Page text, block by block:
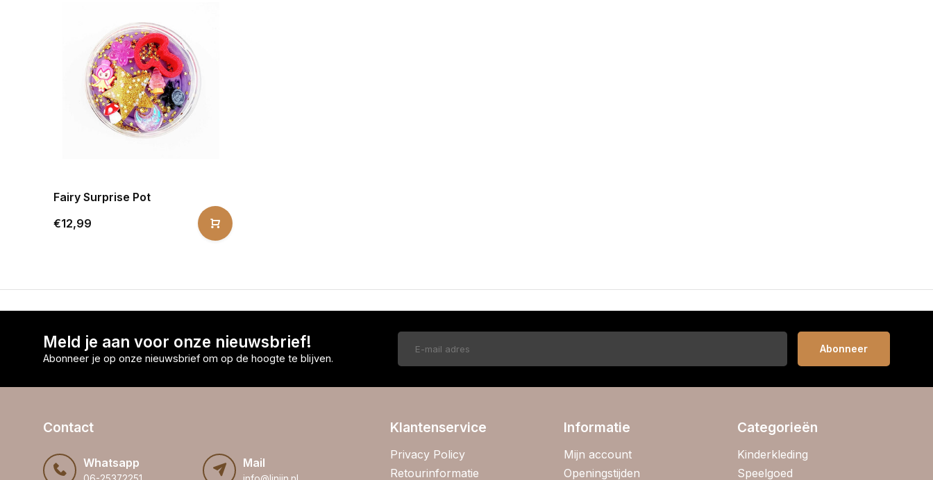
Fairy Surprise Pot
€12,99
Meld je aan voor onze nieuwsbrief!
Abonneer je op onze nieuwsbrief om op de hoogte te blijven.
Abonneer
Contact
Whatsapp Mail
Klantenservice
Privacy Policy
Retourinformatie
Informatie
Mijn account
Openingstijden
Categorieën
Kinderkleding
Speelgoed